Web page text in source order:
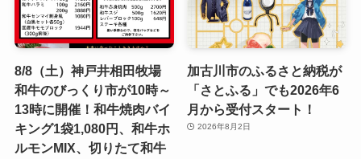
8/8（土）神戸井相田牧場
和牛のびっくり市が10時～
13時に開催！和牛焼肉バイ
キング1袋1,080円、和牛ホ
ルモンMIX、切りたて和牛
加古川市のふるさと納税が
「さとふる」でも2026年6
月から受付スタート！
2026年8月2日